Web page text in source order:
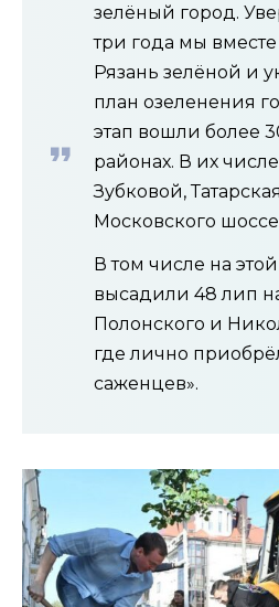
зелёный город.
три года мы
Рязань зелёной и
план озеленения
этап вошли более
районах. В их
Зубковой,
Московского
В том числе на
высадили 48 лип
Полонского и
где лично
саженцев».